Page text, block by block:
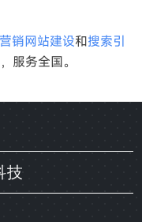
销网站建设和搜索引
服务全国。
技